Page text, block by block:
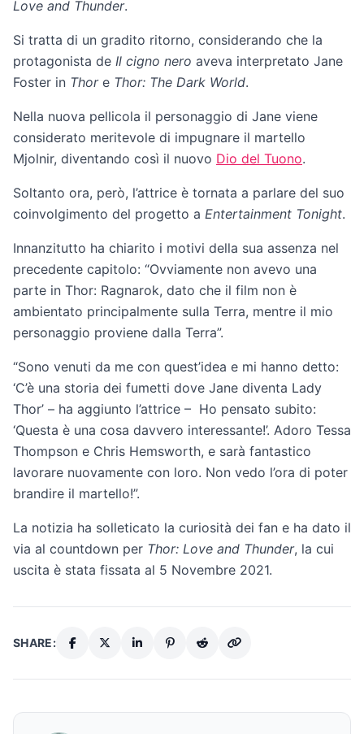
Love and Thunder.
Si tratta di un gradito ritorno, considerando che la
protagonista de Il cigno nero aveva interpretato Jane
Foster in Thore Thor: The Dark World.
Nella nuova pellicola il personaggio di Jane viene
considerato meritevole di impugnare il martello
Mjolnir, diventando così il nuovo Dio del Tuono.
Soltanto ora, però, l’attrice è tornata a parlare del suo
coinvolgimento del progetto a Entertainment Tonight.
Innanzitutto ha chiarito i motivi della sua assenza nel
precedente capitolo: “Ovviamente non avevo una
parte in Thor: Ragnarok, dato che il film non è
ambientato principalmente sulla Terra, mentre il mio
personaggio proviene dalla Terra”.
“Sono venuti da me con quest’idea e mi hanno detto:
‘C’è una storia dei fumetti dove Jane diventa Lady
Thor’ – ha aggiunto l’attrice – Ho pensato subito:
‘Questa è una cosa davvero interessante!’. Adoro Tessa
Thompson e Chris Hemsworth, e sarà fantastico
lavorare nuovamente con loro. Non vedo l’ora di poter
brandire il martello!”.
La notizia ha solleticato la curiosità dei fan e ha dato il
via al countdown per Thor: Love and Thunder, la cui
uscita è stata fissata al 5 Novembre 2021.
SHARE: